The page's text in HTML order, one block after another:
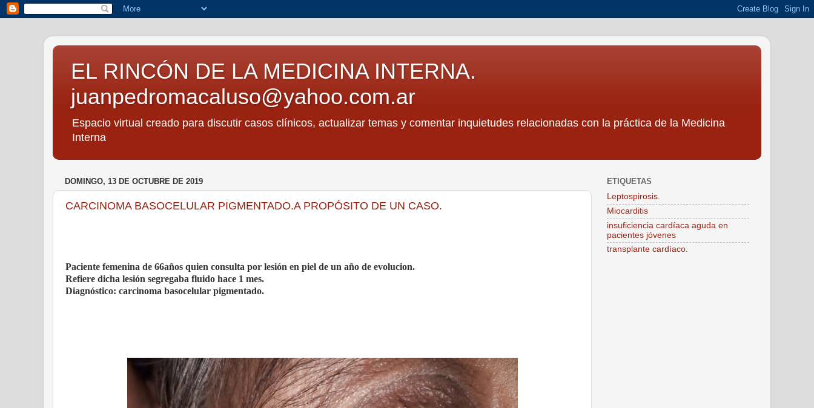
EL RINCÓN DE LA MEDICINA INTERNA.
juanpedromacaluso@yahoo.com.ar
Espacio virtual creado para discutir casos clínicos, actualizar temas y comentar inquietudes relacionadas con la práctica de la Medicina
Interna
DOMINGO, 13 DE OCTUBRE DE 2019
CARCINOMA BASOCELULAR PIGMENTADO.A PROPÓSITO DE UN CASO.
Paciente femenina de 66años quien consulta por lesión en piel de un año de evolucion.
Refiere dicha lesión segregaba fluido hace 1 mes.
Diagnóstico: carcinoma basocelular pigmentado.
ETIQUETAS
Leptospirosis.
Miocarditis
insuficiencia cardíaca aguda en
pacientes jóvenes
transplante cardíaco.